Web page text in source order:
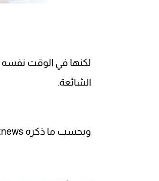
لكنها في الوقت نفسه
الشائعة.
وبحسب ما ذكره foxnews، هناك أبرز 5 أخطاء قد تفسد مفعول أدوية التخسيس: